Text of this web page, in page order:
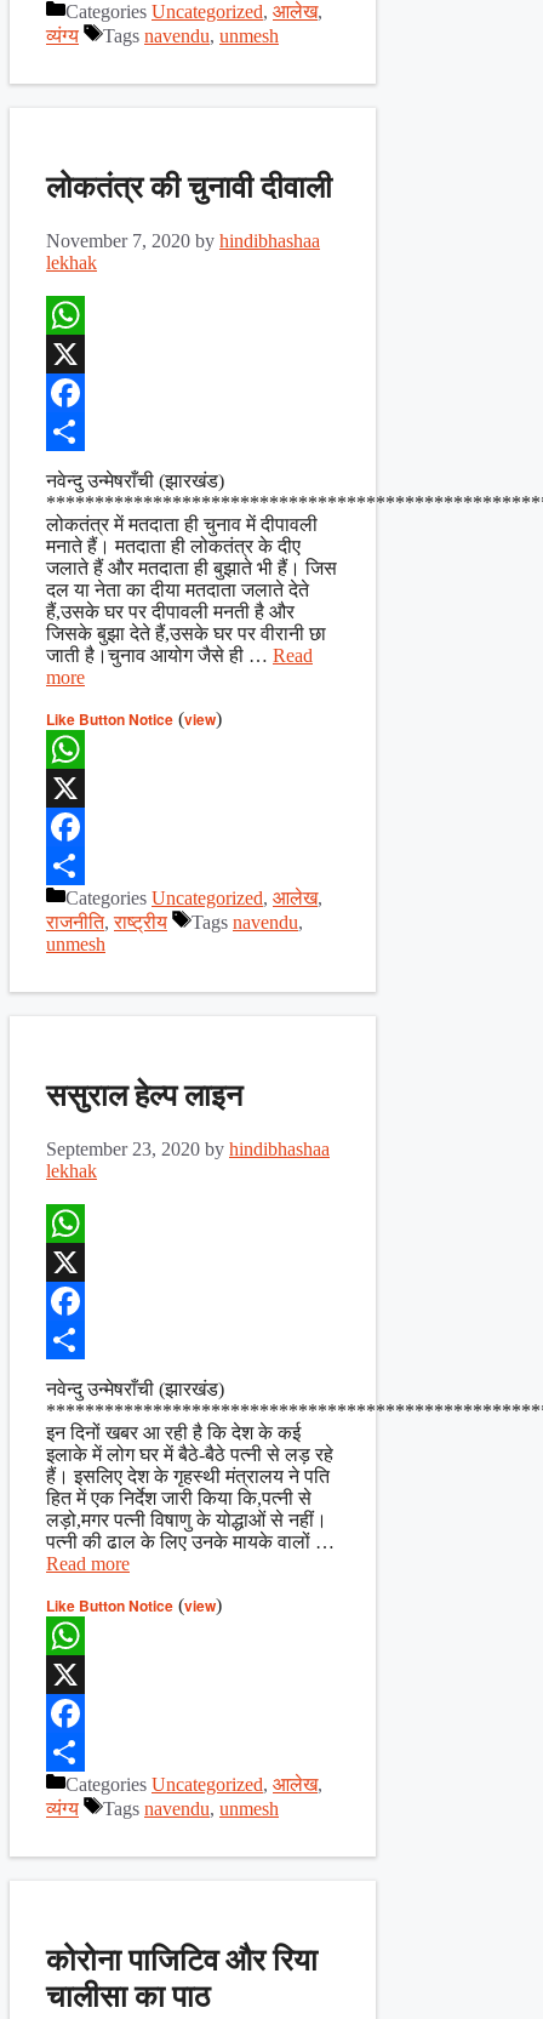
ShareCategories Uncategorized, आलेख,
व्यंग्य
Tags navendu, unmesh
लोकतंत्र की चुनावी दीवाली
November 7, 2020 by hindibhashaa
lekhak
WhatsApp
X
Facebook
Share
नवेन्दु उन्मेषराँची (झारखंड)
लोकतंत्र में मतदाता ही चुनाव में दीपावली
मनाते हैं। मतदाता ही लोकतंत्र के दीए
जलाते हैं और मतदाता ही बुझाते भी हैं। जिस
दल या नेता का दीया मतदाता जलाते देते
हैं,उसके घर पर दीपावली मनती है और
जिसके बुझा देते हैं,उसके घर पर वीरानी छा
जाती है।चुनाव आयोग जैसे ही … Read
more
Like Button Notice (view)
WhatsApp
X
Facebook
ShareCategories Uncategorized, आलेख,
राजनीति,राष्ट्रीय Tags navendu,
unmesh
ससुराल हेल्प लाइन
September 23, 2020 by hindibhashaa
lekhak
WhatsApp
X
Facebook
Share
नवेन्दु उन्मेषराँची (झारखंड)
इन दिनों खबर आ रही है कि देश के कई
इलाके में लोग घर में बैठे-बैठे पत्नी से लड़ रहे
हैं। इसलिए देश के गृहस्थी मंत्रालय ने पति
हित में एक निर्देश जारी किया कि,पत्नी से
लड़ो,मगर पत्नी विषाणु के योद्धाओं से नहीं।
पत्नी की ढाल के लिए उनके मायके वालों …
Read more
Like Button Notice (view)
WhatsApp
X
Facebook
ShareCategories Uncategorized, आलेख,
व्यंग्य
Tags navendu, unmesh
कोरोना पाजिटिव और रिया
चालीसा का पाठ